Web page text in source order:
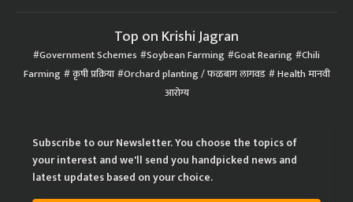
Top on Krishi Jagran
Government Schemes Soybean Farming Goat Rearing Chili
Farming कृषी प्रक्रिया Orchard planting / फळबाग लागवड Health मानवी
आरोग्य
Subscribe to our Newsletter. You choose the topics of
your interest and we'll send you handpicked news and
latest updates based on your choice.